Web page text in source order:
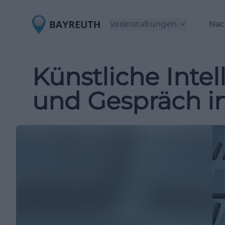
Veranstaltungen
Künstliche
und Gespräch